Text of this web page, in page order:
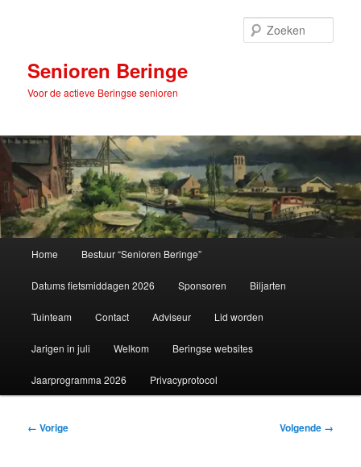
inhoudSenioren Beringe
Voor de actieve Beringse senioren
Home Bestuur “Senioren Beringe”
Datums fietsmiddagen 2026 Sponsoren Biljarten
Tuinteam Contact Adviseur Lid worden
Jarigen in juli Welkom Beringse websites
Jaarprogramma 2026 Privacyprotocol
Afbeeldingsnavigatie
← Vorige Volgende →